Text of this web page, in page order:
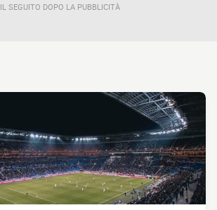
IL SEGUITO DOPO LA PUBBLICITÀ